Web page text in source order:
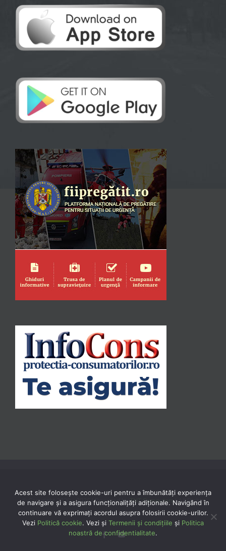
© Copyright 2020 -2026 | Powered byTNT Computers| All Rights
Reserved
FacebookYouTube
Acest site folosește cookie-uri pentru a îmbunătăți experiența
de navigare și a asigura funcționalițăți adiționale. Navigând în
continuare vă exprimaţi acordul asupra folosirii cookie-urilor.
Vezi Politică cookie. Vezi și Termenii și condițiile și Politica
noastră de confidentialitate.